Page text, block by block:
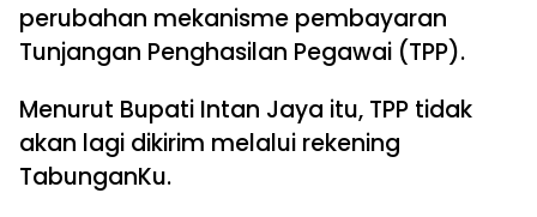
perubahan mekanisme pembayaran
Tunjangan Penghasilan Pegawai (TPP).
Menurut Bupati Intan Jaya itu, TPP tidak
akan lagi dikirim melalui rekening
TabunganKu.